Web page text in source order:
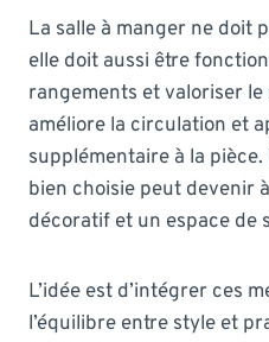
La salle à manger ne doit
elle doit aussi être
rangements et valoriser
améliore la circulation et
supplémentaire à la
bien choisie peut devenir
décoratif et un espace de
L’idée est d’intégrer ces
l’équilibre entre style et